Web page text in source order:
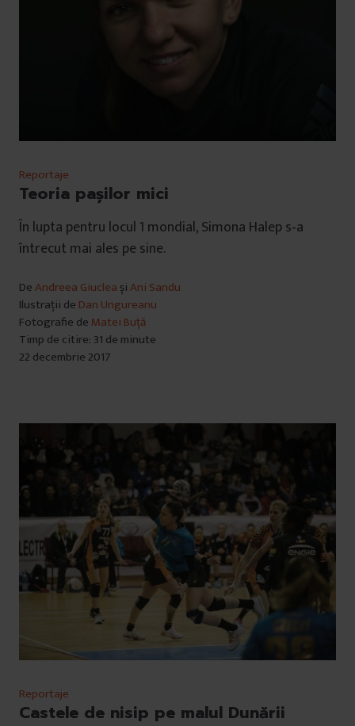
Reportaje
Teoria pașilor mici
În lupta pentru locul 1 mondial, Simona Halep s‑a
întrecut mai ales pe sine.
DeAndreea Giuclea șiAni Sandu
Ilustrații de Dan Ungureanu
Fotografie de Matei Buță
Timp de citire: 31 de minute
22 decembrie 2017
Reportaje
Castele de nisip pe malul Dunării